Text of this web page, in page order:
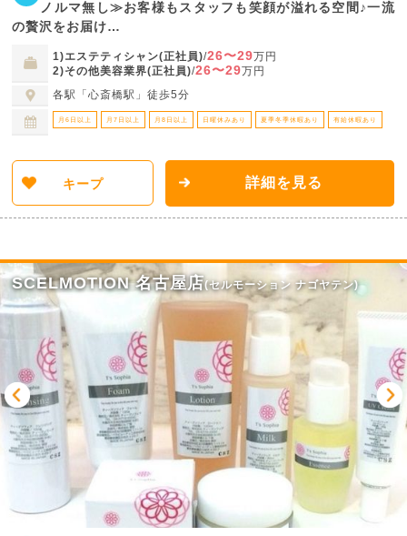
ノルマ無し≫お客様もスタッフも笑顔が溢れる空間♪一流
の贅沢をお届け…
1)エステティシャン(正社員)/26〜29万円
2)その他美容業界(正社員)/26〜29万円
各駅「心斎橋駅」徒歩5分
月6日以上 月7日以上 月8日以上 日曜休みあり 夏季冬季休暇あり 有給休暇あり
キープ 詳細を見る
SCELMOTION 名古屋店(セルモーション ナゴヤテン)